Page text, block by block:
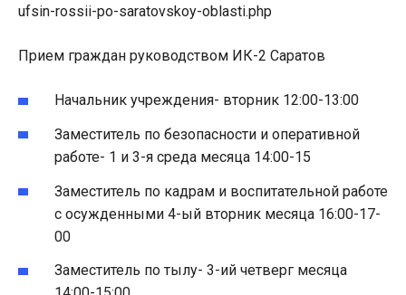
ufsin-rossii-po-saratovskoy-oblasti.php
Прием граждан руководством ИК-2 Саратов
Начальник учреждения- вторник 12:00-13:00
Заместитель по безопасности и оперативной
работе- 1 и 3-я среда месяца 14:00-15
Заместитель по кадрам и воспитательной работе
с осужденными 4-ый вторник месяца 16:00-17-
00
Заместитель по тылу- 3-ий четверг месяца